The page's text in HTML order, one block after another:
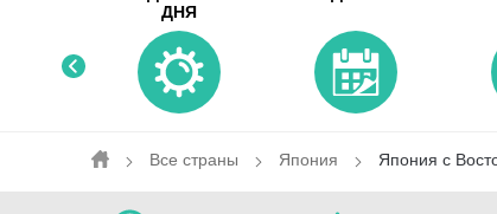
ДНЯ
Все страны Япония Япония с